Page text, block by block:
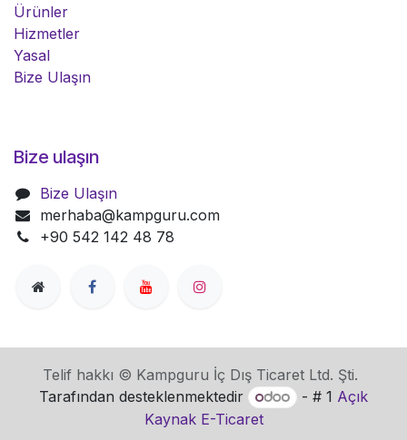
Ürünler
Hizmetler
Yasal
Bize Ulaşın
Bize ulaşın
Bize Ulaşın
merhaba@kampguru.com
+90 542 142 48 78
Telif hakkı © Kampguru İç Dış Ticaret Ltd. Şti.
Tarafından desteklenmektedir
- # 1 Açık
Kaynak E-Ticaret